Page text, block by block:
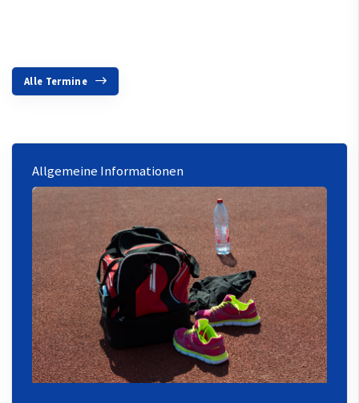
Alle Termine
Allgemeine Informationen